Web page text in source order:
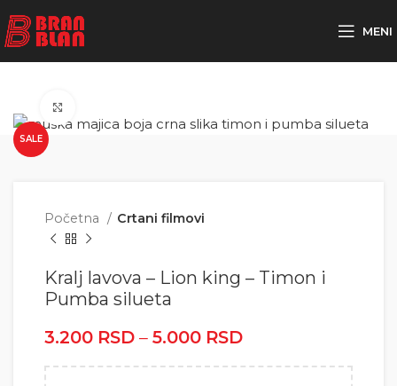
MENI
SALE
Početna Crtani filmovi
Kralj lavova – Lion king – Timon i
Pumba silueta
3.200 RSD – 5.000 RSD